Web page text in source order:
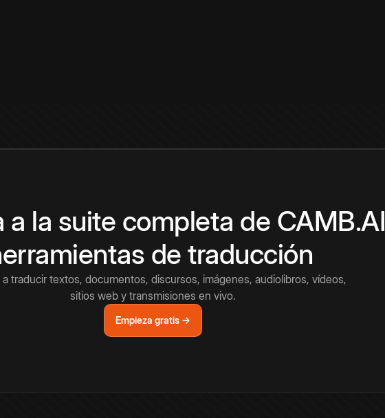
a la suite completa de CAMB.AI
de traducción
a traducir textos, documentos, discursos, imágenes, audiolibros, vídeos,
sitios web y transmisiones en vivo.
Empieza gratis →